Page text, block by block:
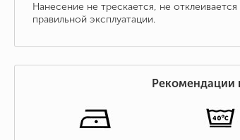
Нанесение не трескается, не
правильной эксплуатации.
Рекомендации